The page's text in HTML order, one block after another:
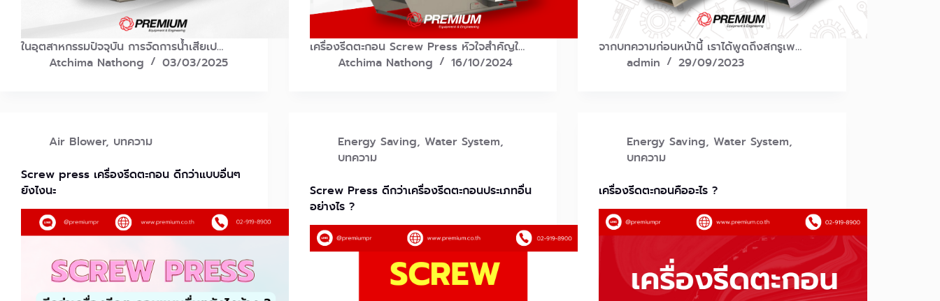
ในอุตสาหกรรมปัจจุบัน การจัดการน้ำเสียเป…
Atchima Nathong
03/03/2025
เครื่องรีดตะกอน Screw Press หัวใจสำคัญใ…
Atchima Nathong
16/10/2024
จากบทความก่อนหน้านี้ เราได้พูดถึงสกรูเพ…
admin
29/09/2023
Air Blower, บทความ
Screw press เครื่องรีดตะกอน ดีกว่าแบบอื่นๆ
ยังไงนะ
Energy Saving,Water System,
บทความ
Screw Press ดีกว่าเครื่องรีดตะกอนประเภทอื่น
อย่างไร ?
Energy Saving,Water System,
บทความ
เครื่องรีดตะกอนคืออะไร ?